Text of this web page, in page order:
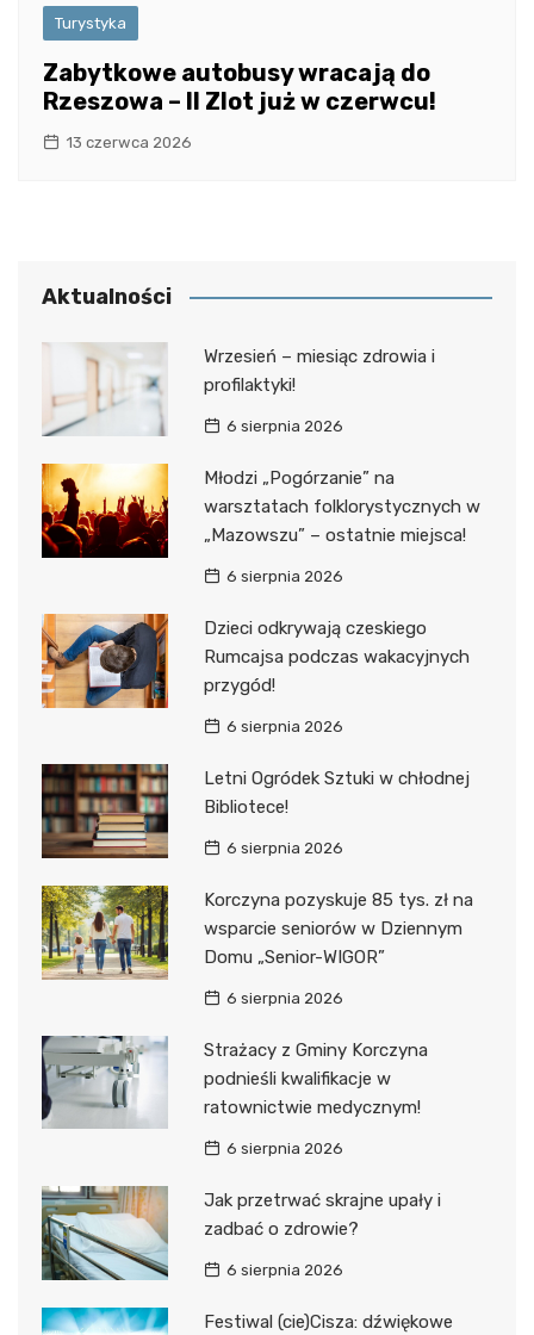
Turystyka
Zabytkowe autobusy wracają do
Rzeszowa – II Zlot już w czerwcu!
13 czerwca 2026
Aktualności
Wrzesień – miesiąc zdrowia i
profilaktyki!
6 sierpnia 2026
Młodzi „Pogórzanie” na
warsztatach folklorystycznych w
„Mazowszu” – ostatnie miejsca!
6 sierpnia 2026
Dzieci odkrywają czeskiego
Rumcajsa podczas wakacyjnych
przygód!
6 sierpnia 2026
Letni Ogródek Sztuki w chłodnej
Bibliotece!
6 sierpnia 2026
Korczyna pozyskuje 85 tys. zł na
wsparcie seniorów w Dziennym
Domu „Senior-WIGOR”
6 sierpnia 2026
Strażacy z Gminy Korczyna
podnieśli kwalifikacje w
ratownictwie medycznym!
6 sierpnia 2026
Jak przetrwać skrajne upały i
zadbać o zdrowie?
6 sierpnia 2026
Festiwal (cie)Cisza: dźwiękowe